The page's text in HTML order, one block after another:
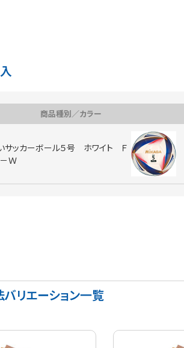
商品種別／カラー
サッカーボール５号 ホワイト Ｆ
－Ｗ
バリエーション一覧